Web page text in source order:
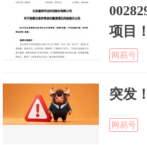
项目！
网易号
突发
网易号